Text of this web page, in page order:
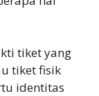
tiket yang
tiket fisik
identitas